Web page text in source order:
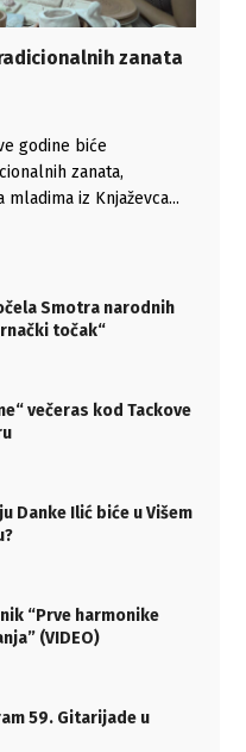
zanata
godine biće
zanata,
iz Knjaževca...
Smotra narodnih
točak“
večeras kod Tackove
Danke Ilić biće u Višem
“Prve harmonike
(VIDEO)
59. Gitarijade u